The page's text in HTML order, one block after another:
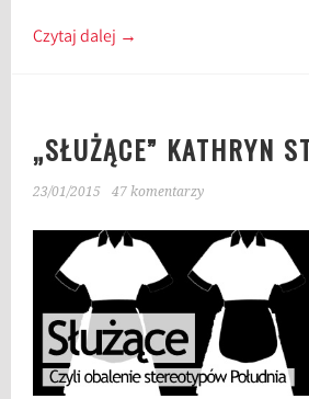
Czytaj dalej →
„SŁUŻĄCE” KATHRYN
23/01/2015 47 komentarzy